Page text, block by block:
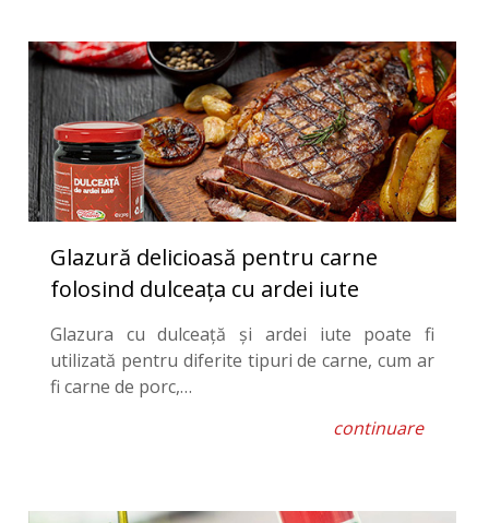
Glazură delicioasă pentru carne
folosind dulceața cu ardei iute
Glazura cu dulceață și ardei iute poate fi
utilizată pentru diferite tipuri de carne, cum ar
fi carne de porc,…
continuare